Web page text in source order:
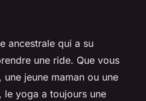
de
améliorer la
?
ancestrale qui a su
une ride. Que vous
jeune maman ou une
le yoga a toujours une